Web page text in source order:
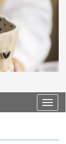
Idioma